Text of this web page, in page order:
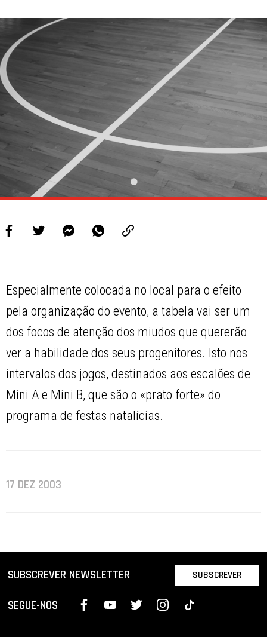
Especialmente colocada no local para o efeito
pela organização do evento, a tabela vai ser um
dos focos de atenção dos miudos que quererão
ver a habilidade dos seus progenitores. Isto nos
intervalos dos jogos, destinados aos escalões de
Mini A e Mini B, que são o «prato forte» do
programa de festas natalícias.
17 DEZ 2003
SUBSCREVER NEWSLETTER SUBSCREVER
SEGUE-NOS